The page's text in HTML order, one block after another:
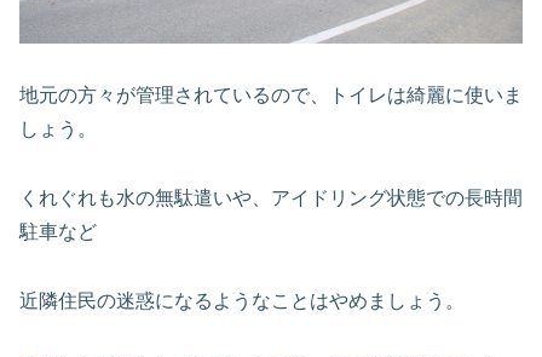
地元の方々が管理されているので、トイレは綺麗に使いま
しょう。
くれぐれも水の無駄遣いや、アイドリング状態での長時間
駐車など
近隣住民の迷惑になるようなことはやめましょう。